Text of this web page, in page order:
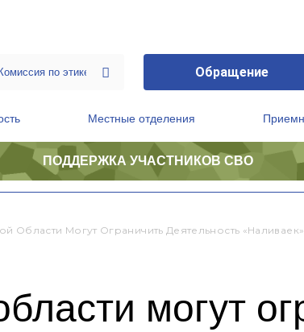
Обращение
Местные отделения
ПОДДЕРЖКА УЧАСТНИКОВ СВО
Области Могут Ограничить Деятельность
могут